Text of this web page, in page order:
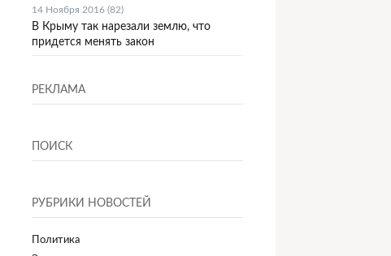
14 Ноября 2016 (82)
В Крыму так нарезали землю, что
придется менять закон
РЕКЛАМА
ПОИСК
РУБРИКИ НОВОСТЕЙ
Политика